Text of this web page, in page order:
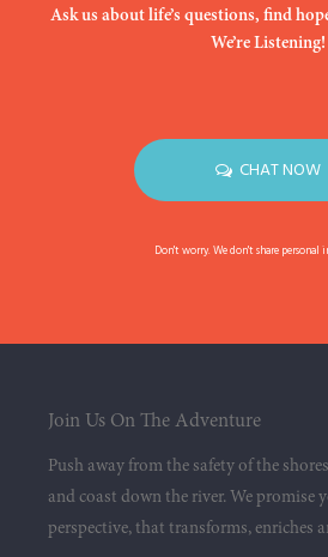
Ask us about life’s questions, find
We’re Listening!
CHAT NOW
Don't worry. We don't share personal
Join Us On The Adventure
Push away from the safety of the
and coast down the river. We promise
perspective, that transforms, enriches